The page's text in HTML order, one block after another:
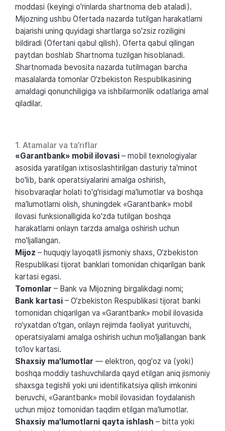
moddasi (keyingi o'rinlarda shartnoma deb ataladi).
Mijozning ushbu Ofertada nazarda tutilgan harakatlarni
bajarishi uning quyidagi shartlarga so'zsiz roziligini
bildiradi (Ofertani qabul qilish). Oferta qabul qilingan
paytdan boshlab Shartnoma tuzilgan hisoblanadi.
Shartnomada bevosita nazarda tutilmagan barcha
masalalarda tomonlar O‘zbekiston Respublikasining
amaldagi qonunchiligiga va ishbilarmonlik odatlariga amal
qiladilar.
1. Atamalar va ta’riflar
«Garantbank» mobil ilovasi – mobil texnologiyalar
asosida yaratilgan ixtisoslashtirilgan dasturiy ta'minot
bo'lib, bank operatsiyalarini amalga oshirish,
hisobvaraqlar holati to'g'risidagi ma'lumotlar va boshqa
ma'lumotlarni olish, shuningdek «Garantbank» mobil
ilovasi funksionalligida ko'zda tutilgan boshqa
harakatlarni onlayn tarzda amalga oshirish uchun
mo'ljallangan.
Mijoz – huquqiy layoqatli jismoniy shaxs, O‘zbekiston
Respublikasi tijorat banklari tomonidan chiqarilgan bank
kartasi egasi.
Tomonlar – Bank va Mijozning birgalikdagi nomi;
Bank kartasi – O‘zbekiston Respublikasi tijorat banki
tomonidan chiqarilgan va «Garantbank» mobil ilovasida
ro‘yxatdan o‘tgan, onlayn rejimda faoliyat yurituvchi,
operatsiyalarni amalga oshirish uchun mo‘ljallangan bank
to‘lov kartasi.
Shaxsiy ma'lumotlar — elektron, qog'oz va (yoki)
boshqa moddiy tashuvchilarda qayd etilgan aniq jismoniy
shaxsga tegishli yoki uni identifikatsiya qilish imkonini
beruvchi, «Garantbank» mobil ilovasidan foydalanish
uchun mijoz tomonidan taqdim etilgan ma'lumotlar.
Shaxsiy ma'lumotlarni qayta ishlash – bitta yoki